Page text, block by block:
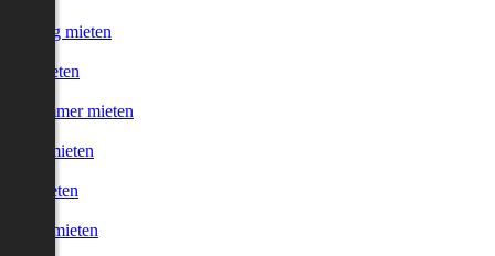
mieten
mieten
Zimmer mieten
mieten
mieten